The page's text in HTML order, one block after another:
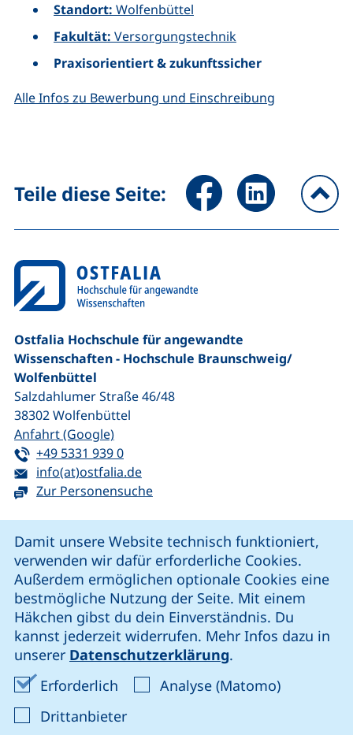
Damit unsere Website technisch funktioniert,
verwenden wir dafür erforderliche Cookies.
Außerdem ermöglichen optionale Cookies eine
bestmögliche Nutzung der Seite. Mit einem
Häkchen gibst du dein Einverständnis. Du
kannst jederzeit widerrufen. Mehr Infos dazu in
unserer Datenschutzerklärung.
Erforderlich Erforderliche Cookies akzeptieren
Analyse (Matomo)Analyse-
Drittanbieter: Cookies von Drittanbieter
Standort: Wolfenbüttel
Fakultät: Versorgungstechnik
Praxisorientiert & zukunftssicher
Alle Infos zu Bewerbung und Einschreibung
Teile diese Seite: Seite über Facebook teilen
Seite über
Ostfalia Hochschule für angewandte
Wissenschaften - Hochschule Braunschweig/​
Wolfenbüttel
Salzdahlumer Straße 46/48
38302Wolfenbüttel
Anfahrt (Google)(externer Link, öffnet neues Fenster)
Tel:
+49 5331 939 0(startet einen Telefonanruf, wenn Ihr
E-Mail:
info(at)ostfalia.de(öffnet Ihr E-Mail-Programm)
Zur Personensuche
unsere Facebook-Seite (externer Link, öffnet neues
unsere LinkedIn-Seite (externer Link, öffnet
unsere Instagram-Seite (externer Link,
unsere YouTube-Seite (externer
Cookie-Einstellungen
Impressum
Datenschutz
Erklärung zur Barrierefreiheit